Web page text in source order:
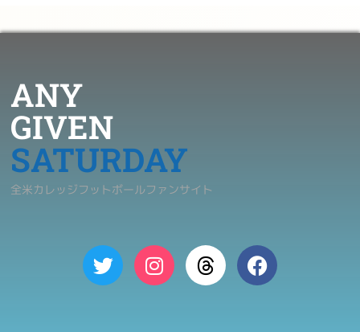
ANY
GIVEN
SATURDAY
全米カレッジフットボールファンサイト